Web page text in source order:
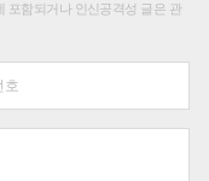
포함되거나 인신공격성 글은 관